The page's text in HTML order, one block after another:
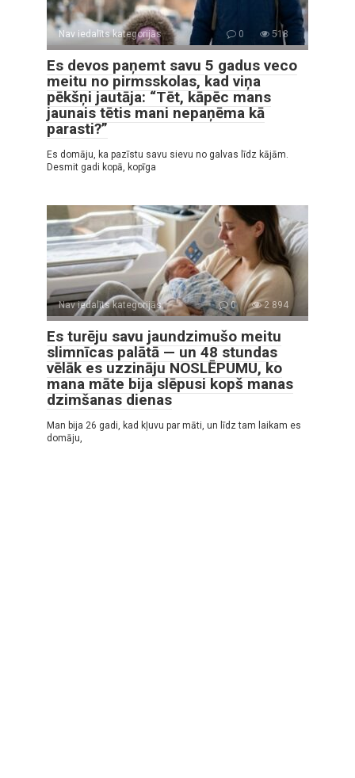
Nav iedalīts kategorijās 0 518
Es devos paņemt savu 5 gadus veco
meitu no pirmsskolas, kad viņa
pēkšņi jautāja: “Tēt, kāpēc mans
jaunais tētis mani nepaņēma kā
parasti?”
Es domāju, ka pazīstu savu sievu no galvas līdz kājām.
Desmit gadi kopā, kopīga
Nav iedalīts kategorijās 0 2 894
Es turēju savu jaundzimušo meitu
slimnīcas palātā — un 48 stundas
vēlāk es uzzināju NOSLĒPUMU, ko
mana māte bija slēpusi kopš manas
dzimšanas dienas
Man bija 26 gadi, kad kļuvu par māti, un līdz tam laikam es
domāju,